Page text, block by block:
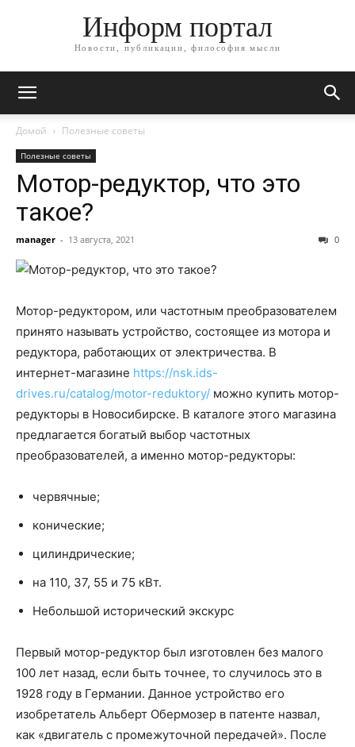
Информ портал
Новости, публикации, философия мысли
Домой Полезные советы
Полезные советы
Мотор-редуктор, что это
такое?
manager - 13 августа, 2021 0
Мотор-редуктором, или частотным преобразователем
принято называть устройство, состоящее из мотора и
редуктора, работающих от электричества. В
интернет-магазине https://nsk.ids-
drives.ru/catalog/motor-reduktory/ можно купить мотор-
редукторы в Новосибирске. В каталоге этого магазина
предлагается богатый выбор частотных
преобразователей, а именно мотор-редукторы:
червячные;
конические;
цилиндрические;
на 110, 37, 55 и 75 кВт.
Небольшой исторический экскурс
Первый мотор-редуктор был изготовлен без малого
100 лет назад, если быть точнее, то случилось это в
1928 году в Германии. Данное устройство его
изобретатель Альберт Обермозер в патенте назвал,
как «двигатель с промежуточной передачей». После